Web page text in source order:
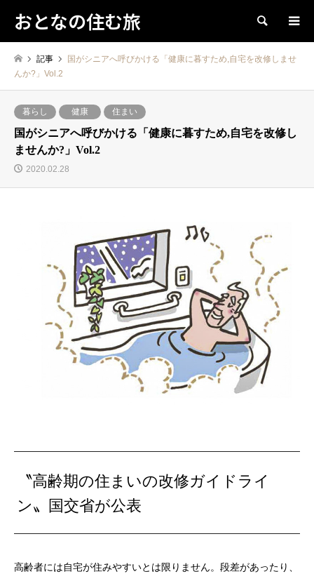
おとなの住む旅 検索
記事
国がシニアへ呼びかける「健康に暮すため,自宅を改修しませ
んか?」Vol.2
暮らし 健康 住まい
国がシニアへ呼びかける「健康に暮すため,自宅を改修し
ませんか?」Vol.2
2020.02.28
〝高齢期の住まいの改修ガイドライ
ン〟国交省が公表
高齢者には自宅が住みやすいとは限りません。段差があったり、